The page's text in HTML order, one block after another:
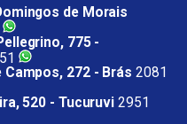
de Morais
775 -
Campos, 272 - Brás 2081
520 - Tucuruvi 2951